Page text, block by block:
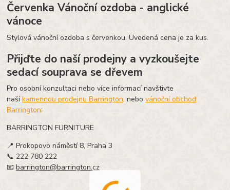
Červenka Vánoční ozdoba - anglické
vánoce
Stylová vánoční ozdoba s červenkou. Uvedená cena je za kus.
Přijďte do naší prodejny a vyzkoušejte
sedací souprava se dřevem
Pro osobní konzultaci nebo více informací navštivte
našíkamennou prodejnu Barrington, nebovánoční obchod
Barrington:
BARRINGTON FURNITURE
📍 Prokopovo náměstí 8, Praha 3
📞 222 780 222
📧barrington@barrington.cz